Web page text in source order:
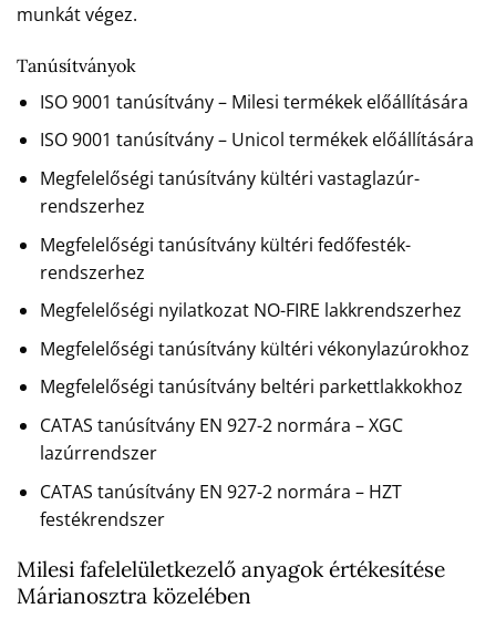
munkát végez.
Tanúsítványok
ISO 9001 tanúsítvány – Milesi termékek előállítására
ISO 9001 tanúsítvány – Unicol termékek előállítására
Megfelelőségi tanúsítvány kültéri vastaglazúr-
rendszerhez
Megfelelőségi tanúsítvány kültéri fedőfesték-
rendszerhez
Megfelelőségi nyilatkozat NO-FIRE lakkrendszerhez
Megfelelőségi tanúsítvány kültéri vékonylazúrokhoz
Megfelelőségi tanúsítvány beltéri parkettlakkokhoz
CATAS tanúsítvány EN 927-2 normára – XGC
lazúrrendszer
CATAS tanúsítvány EN 927-2 normára – HZT
festékrendszer
Milesi fafelelületkezelő anyagok értékesítése
Márianosztra közelében